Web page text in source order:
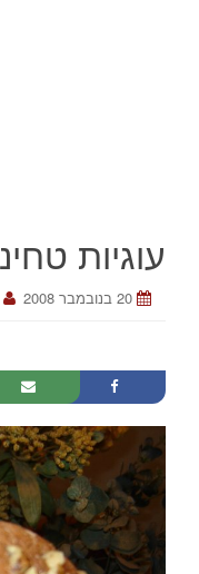
עוגיות
20 בנובמבר 2008